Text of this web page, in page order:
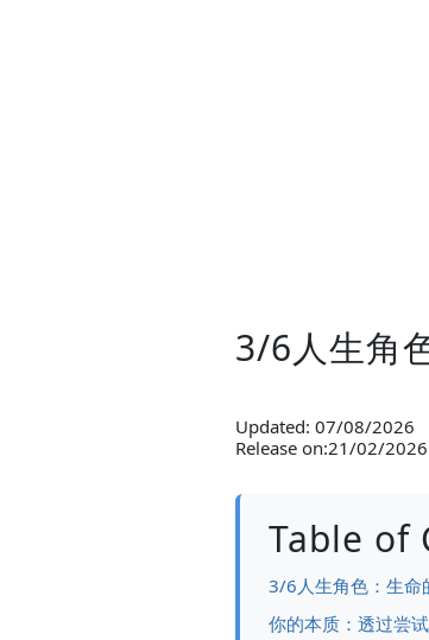
3/6人生角
Updated: 07/08/2026
Release on:21/02/2026
Table of
3/6人生角色：生命
你的本质：透过尝